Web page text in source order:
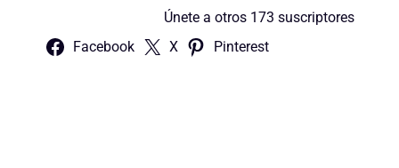
Únete a otros 173 suscriptores
Facebook X Pinterest